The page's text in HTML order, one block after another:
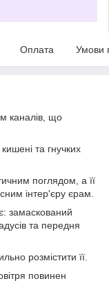
Оплата Умови
каналів, що
та гнучких
поглядом, а її
інтер'єру єрам.
замаскований
та передня
розмістити її.
повинен